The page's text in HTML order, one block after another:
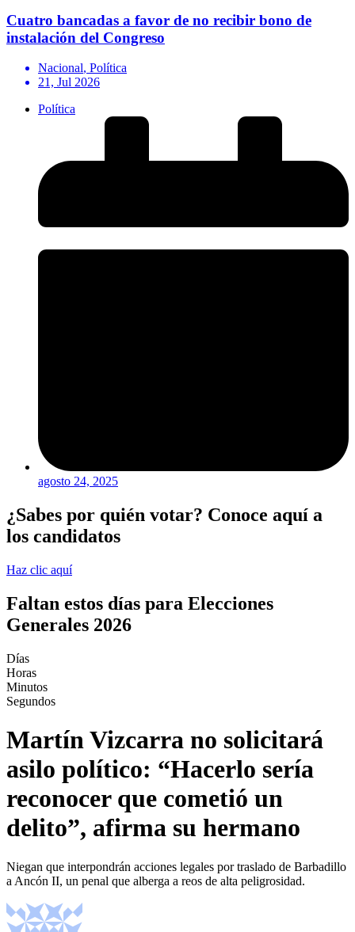
Cuatro bancadas a favor de no recibir bono de
instalación del Congreso
Nacional, Política
21, Jul 2026
Política
agosto 24, 2025
¿Sabes por quién votar? Conoce aquí a
los candidatos
Haz clic aquí
Faltan estos días para Elecciones
Generales 2026
Días
Horas
Minutos
Segundos
Martín Vizcarra no solicitará
asilo político: “Hacerlo sería
reconocer que cometió un
delito”, afirma su hermano
Niegan que interpondrán acciones legales por traslado de Barbadillo
a Ancón II, un penal que alberga a reos de alta peligrosidad.